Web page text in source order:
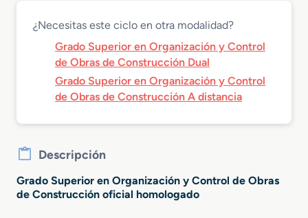
¿Necesitas este ciclo en otra modalidad?
Grado Superior en Organización y Control
de Obras de Construcción Dual
Grado Superior en Organización y Control
de Obras de Construcción A distancia
Descripción
Grado Superior en Organización y Control de Obras
de Construcción oficial homologado